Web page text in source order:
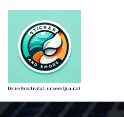
springen
Deine Kreativität, unsere Qualität